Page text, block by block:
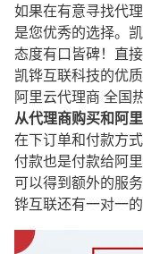
如果在有意寻找代
是您优秀的选择。
态度有口皆碑！直
凯铧互联科技的优质
阿里云代理商 全国
从代理商购买和阿
在下订单和付款方
付款也是付款给阿
可以得到额外的服
铧互联还有一对一